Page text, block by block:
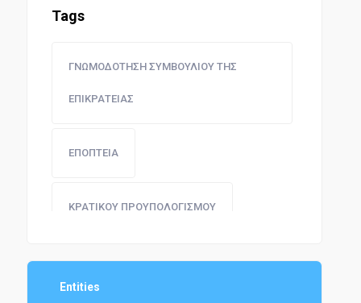
Tags
ΓΝΩΜΟΔΟΤΗΣΗ ΣΥΜΒΟΥΛΙΟΥ ΤΗΣ
ΕΠΙΚΡΑΤΕΙΑΣ
ΕΠΟΠΤΕΙΑ
ΚΡΑΤΙΚΟΥ ΠΡΟΥΠΟΛΟΓΙΣΜΟΥ
ΚΥΡΩΣΗ ΚΩΔΙΚΑ ΜΕΤΟΝΟΜΑΣΙΑ
Entities